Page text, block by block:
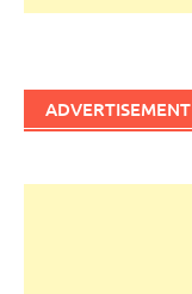
ADVERTISEMENT